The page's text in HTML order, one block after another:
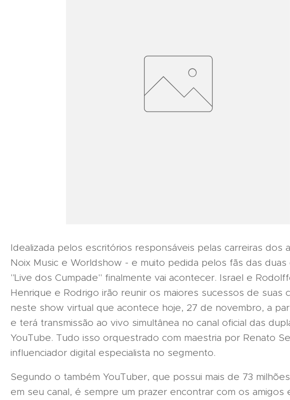
Idealizada pelos escritórios responsáveis pelas carreiras dos
Noix Music e Worldshow - e muito pedida pelos fãs das duas
"Live dos Cumpade" finalmente vai acontecer. Israel e
Henrique e Rodrigo irão reunir os maiores sucessos de suas
neste show virtual que acontece hoje, 27 de novembro, a
e terá transmissão ao vivo simultânea no canal oficial das
YouTube. Tudo isso orquestrado com maestria por Renato
influenciador digital especialista no segmento.
Segundo o também YouTuber, que possui mais de 73
em seu canal, é sempre um prazer encontrar com os amigos